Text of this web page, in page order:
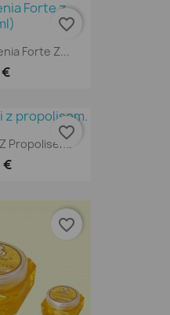
Forte Z...
€
favorite_border
Propolisem.
€
favorite_border
favorite_border